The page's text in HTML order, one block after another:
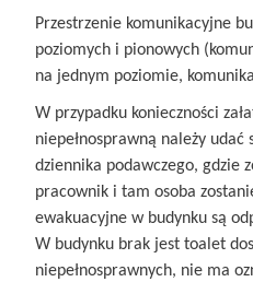
Przestrzenie komunikacyjne
poziomych i pionowych
na jednym poziomie,
W przypadku konieczności
niepełnosprawną należy udać
dziennika podawczego, gdzie
pracownik i tam osoba
ewakuacyjne w budynku są
W budynku brak jest toalet
niepełnosprawnych, nie ma